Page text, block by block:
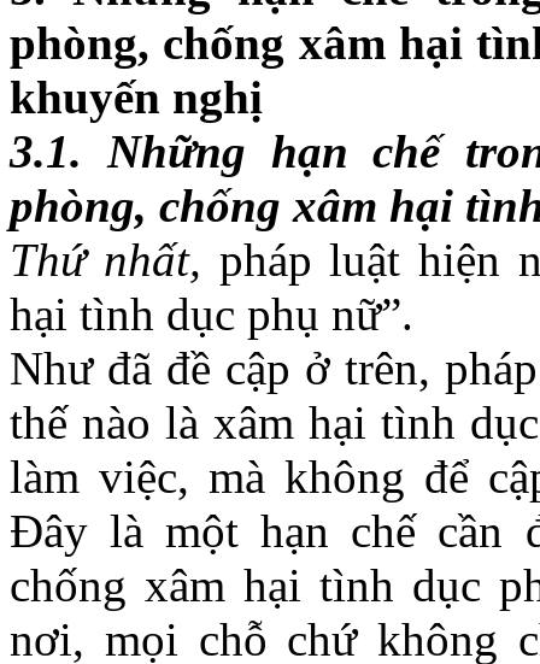
phòng, chống xâm hại
khuyến nghị
3.1. Những hạn chế
phòng, chống xâm hại
Thứ nhất, pháp luật hiện
hại tình dục phụ nữ”.
Như đã đề cập ở trên,
thế nào là xâm hại tình
làm việc, mà không để
Đây là một hạn chế cần
chống xâm hại tình dục
nơi, mọi chỗ chứ không